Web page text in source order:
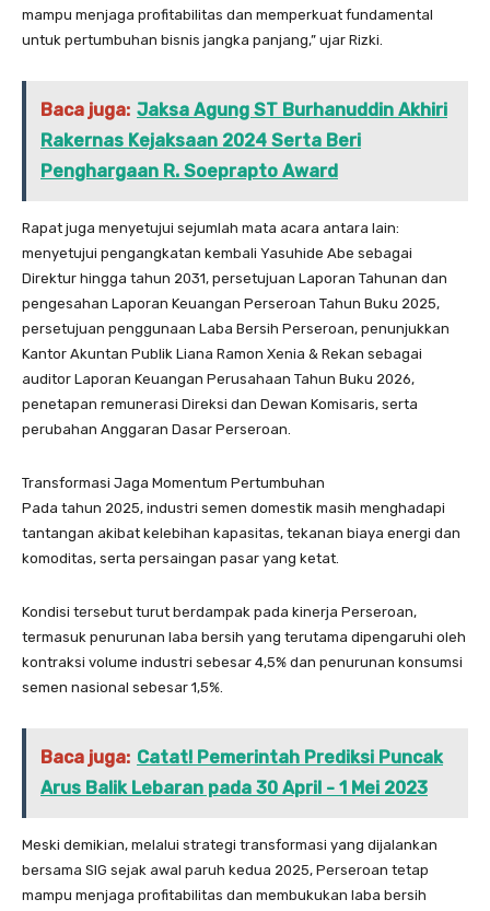
mampu menjaga profitabilitas dan memperkuat fundamental
untuk pertumbuhan bisnis jangka panjang,” ujar Rizki.
Baca juga: Jaksa Agung ST Burhanuddin Akhiri
Rakernas Kejaksaan 2024 Serta Beri
Penghargaan R. Soeprapto Award
Rapat juga menyetujui sejumlah mata acara antara lain:
menyetujui pengangkatan kembali Yasuhide Abe sebagai
Direktur hingga tahun 2031, persetujuan Laporan Tahunan dan
pengesahan Laporan Keuangan Perseroan Tahun Buku 2025,
persetujuan penggunaan Laba Bersih Perseroan, penunjukkan
Kantor Akuntan Publik Liana Ramon Xenia & Rekan sebagai
auditor Laporan Keuangan Perusahaan Tahun Buku 2026,
penetapan remunerasi Direksi dan Dewan Komisaris, serta
perubahan Anggaran Dasar Perseroan.
Transformasi Jaga Momentum Pertumbuhan
Pada tahun 2025, industri semen domestik masih menghadapi
tantangan akibat kelebihan kapasitas, tekanan biaya energi dan
komoditas, serta persaingan pasar yang ketat.
Kondisi tersebut turut berdampak pada kinerja Perseroan,
termasuk penurunan laba bersih yang terutama dipengaruhi oleh
kontraksi volume industri sebesar 4,5% dan penurunan konsumsi
semen nasional sebesar 1,5%.
Baca juga: Catat! Pemerintah Prediksi Puncak
Arus Balik Lebaran pada 30 April - 1 Mei 2023
Meski demikian, melalui strategi transformasi yang dijalankan
bersama SIG sejak awal paruh kedua 2025, Perseroan tetap
mampu menjaga profitabilitas dan membukukan laba bersih